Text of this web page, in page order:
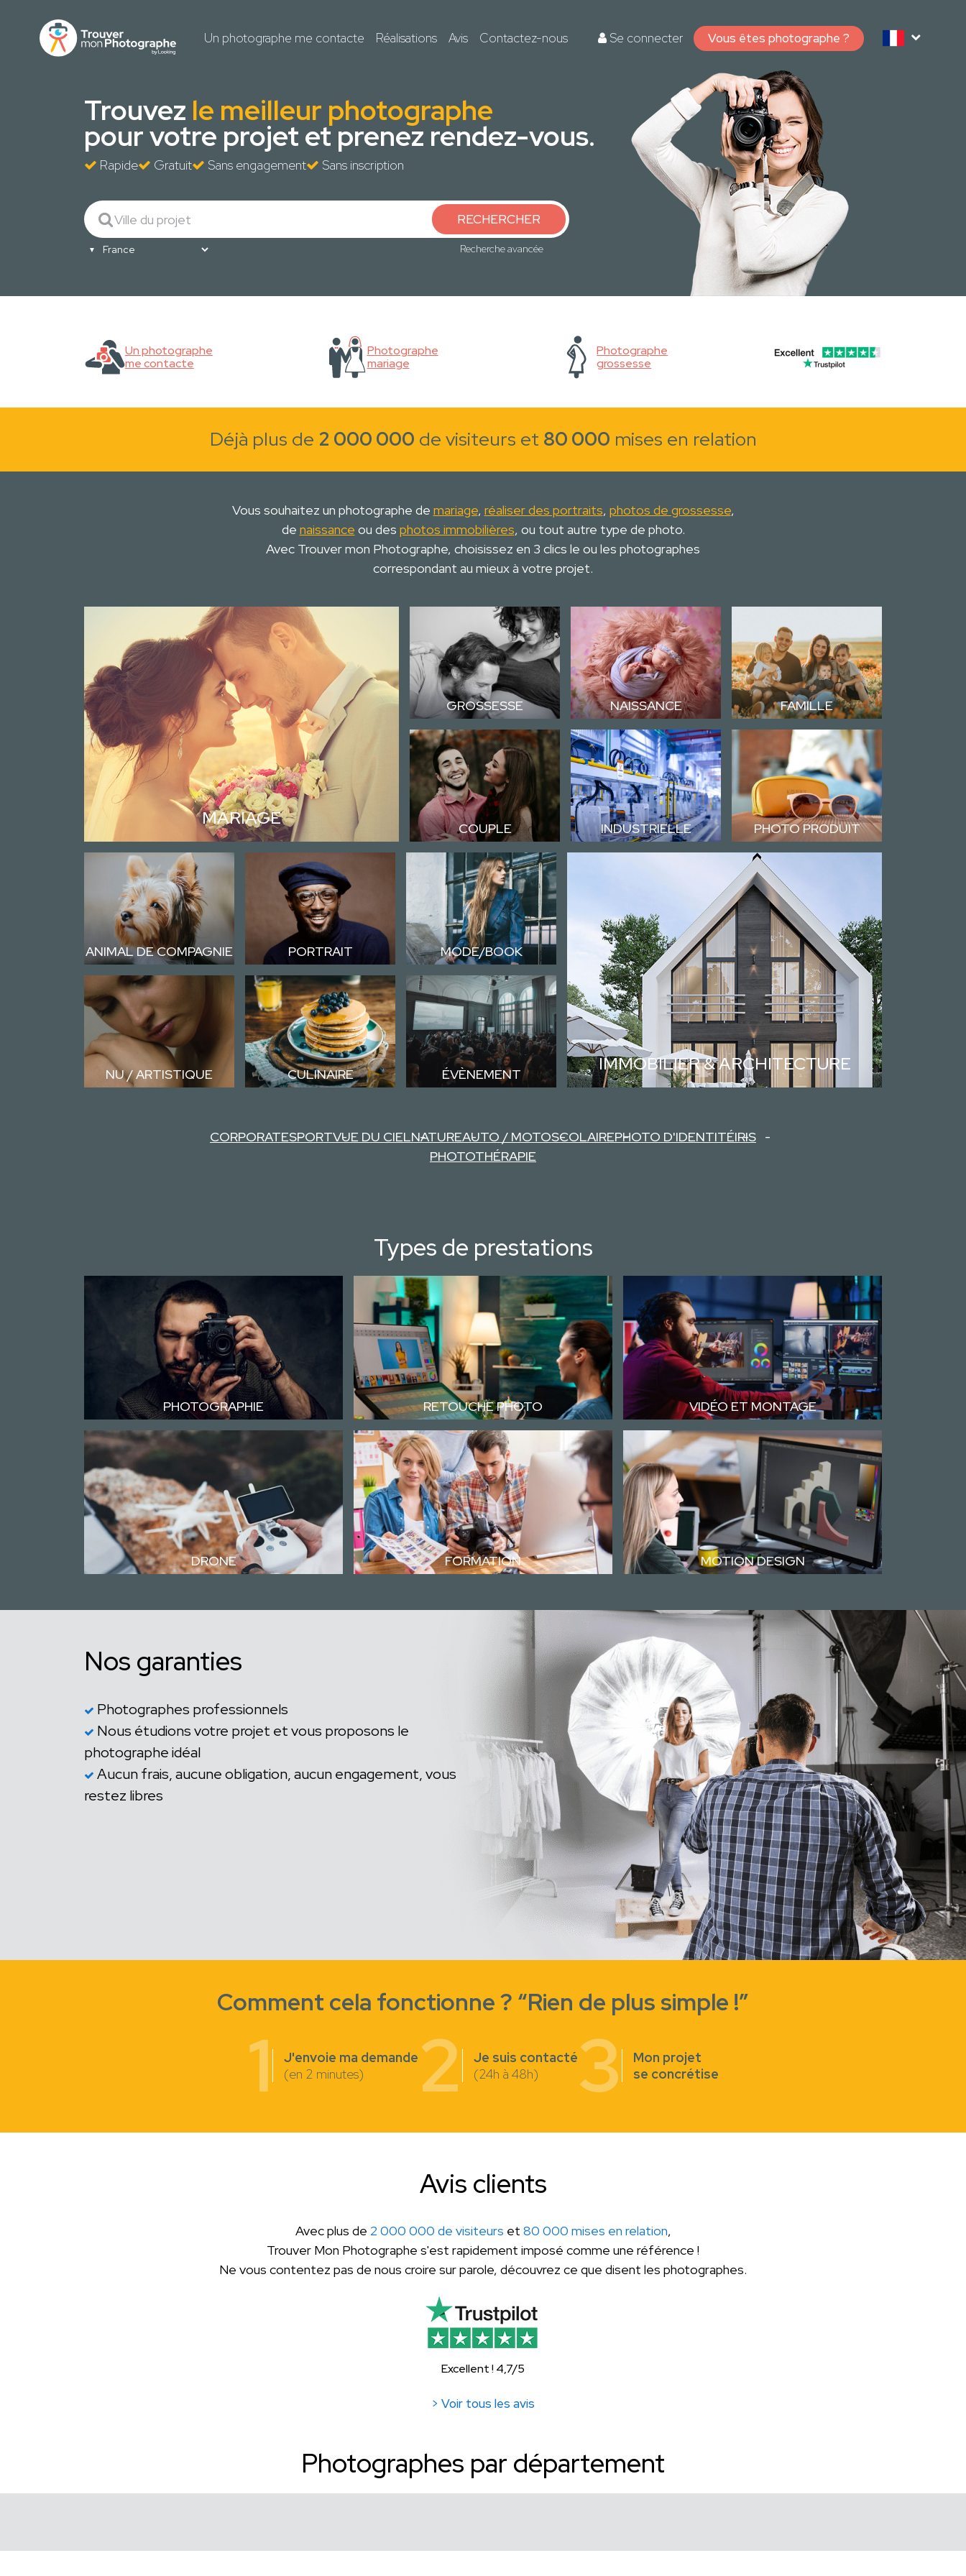
Un photographe me contacte Réalisations Avis Contactez-nous Se connecter Vous êtes photographe ?
Trouvez le meilleur photographe
pour votre projet et prenez rendez-vous.
Rapide Gratuit Sans engagement Sans inscription
RECHERCHER
Recherche avancée
Un photographe
me contacte
Photographe
mariage
Photographe
grossesse
Déjà plus de 2 000 000 de visiteurs et 80 000 mises en relation
Vous souhaitez un photographe de mariage, réaliser des portraits, photos de grossesse,
de naissance ou des photos immobilières, ou tout autre type de photo.
Avec Trouver mon Photographe, choisissez en 3 clics le ou les photographes
correspondant au mieux à votre projet.
MARIAGE
GROSSESSE
COUPLE
NAISSANCE
INDUSTRIELLE
FAMILLE
PHOTO PRODUIT
ANIMAL DE COMPAGNIE
NU / ARTISTIQUE
PORTRAIT
CULINAIRE
MODE/BOOK
ÉVÈNEMENT IMMOBILIER & ARCHITECTURE
CORPORATESPORTVUE DU CIELNATUREAUTO / MOTOSCOLAIREPHOTO D'IDENTITÉIRIS
PHOTOTHÉRAPIE
Types de prestations
PHOTOGRAPHIE RETOUCHE PHOTO VIDÉO ET MONTAGE
DRONE FORMATION MOTION DESIGN
Nos garanties
Photographes professionnels
Nous étudions votre projet et vous proposons le
photographe idéal
Aucun frais, aucune obligation, aucun engagement, vous
restez libres
Comment cela fonctionne ? “Rien de plus simple !”
1
J'envoie ma demande
(en 2 minutes)
2
Je suis contacté
(24h à 48h)
3
Mon projet
se concrétise
Avis clients
Avec plus de 2 000 000 de visiteurs et 80 000 mises en relation,
Trouver Mon Photographe s'est rapidement imposé comme une référence !
Ne vous contentez pas de nous croire sur parole, découvrez ce que disent les photographes.
Excellent ! 4,7/5
> Voir tous les avis
Photographes par département